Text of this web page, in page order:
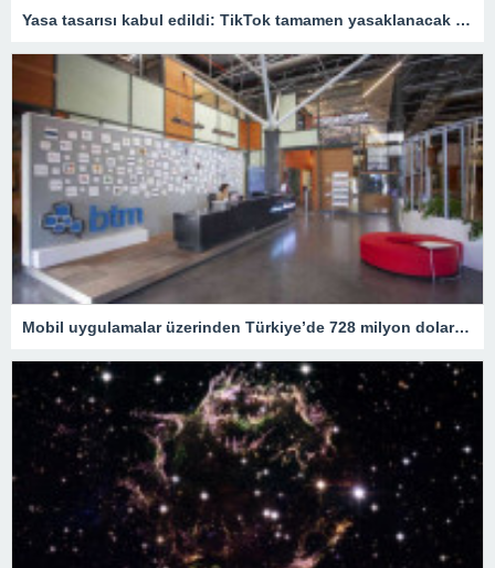
Yasa tasarısı kabul edildi: TikTok tamamen yasaklanacak – Son Dakika Teknoloji Haberleri
Mobil uygulamalar üzerinden Türkiye’de 728 milyon dolar harcama yapıldı